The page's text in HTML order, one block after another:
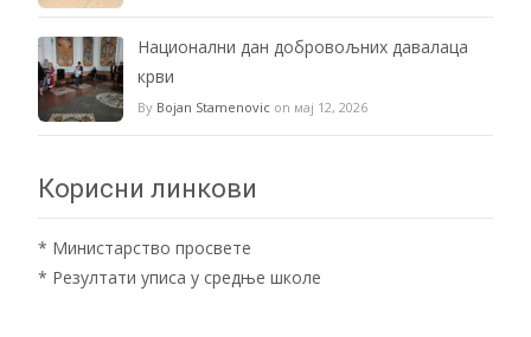
Национални дан добровољних давалаца
крви
By Bojan Stamenovic on мај 12, 2026
Корисни линкови
* Министарство просвете
* Резултати уписа у средње школе